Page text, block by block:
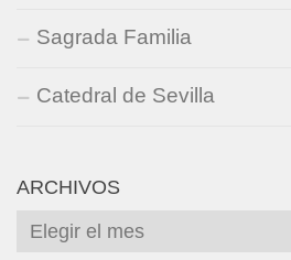
Sagrada Familia
Catedral de Sevilla
ARCHIVOS
Archivos